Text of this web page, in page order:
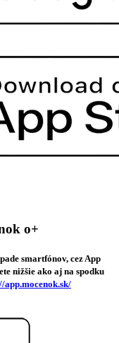
o+
smartfónov, cez App
nižšie ako aj na spodku
app.mocenok.sk/